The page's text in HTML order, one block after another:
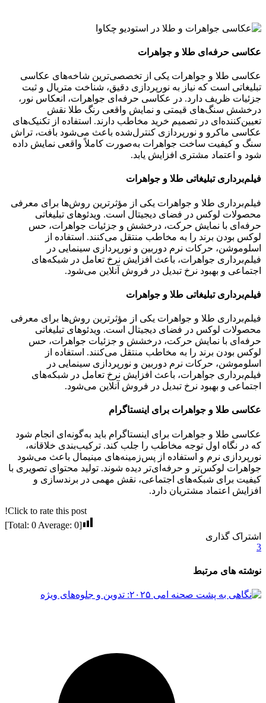
عکاسی حرفه‌ای طلا و جواهرات
عکاسی طلا و جواهرات یکی از تخصصی‌ترین شاخه‌های عکاسی
تبلیغاتی است که نیاز به نورپردازی دقیق، شناخت متریال و ثبت
جزئیات ظریف دارد. در عکاسی حرفه‌ای جواهرات، انعکاس نور،
درخشش سنگ‌های قیمتی و نمایش واقعی رنگ طلا نقش
تعیین‌کننده‌ای در تصمیم خرید مخاطب دارند. استفاده از تکنیک‌های
عکاسی ماکرو و نورپردازی کنترل‌شده باعث می‌شود بافت، تراش
سنگ و کیفیت ساخت جواهرات به‌صورت کاملاً واقعی نمایش داده
شود و اعتماد مشتری افزایش یابد.
فیلم‌برداری تبلیغاتی طلا و جواهرات
فیلم‌برداری طلا و جواهرات یکی از مؤثرترین روش‌ها برای معرفی
محصولات لوکس در فضای دیجیتال است. ویدئوهای تبلیغاتی
حرفه‌ای با نمایش حرکت، درخشش و جزئیات جواهرات، حس
لوکس بودن برند را به مخاطب منتقل می‌کنند. استفاده از
اسلوموشن، حرکات نرم دوربین و نورپردازی سینمایی در
فیلم‌برداری جواهرات، باعث افزایش نرخ تعامل در شبکه‌های
اجتماعی و بهبود نرخ تبدیل در فروش آنلاین می‌شود.
فیلم‌برداری تبلیغاتی طلا و جواهرات
فیلم‌برداری طلا و جواهرات یکی از مؤثرترین روش‌ها برای معرفی
محصولات لوکس در فضای دیجیتال است. ویدئوهای تبلیغاتی
حرفه‌ای با نمایش حرکت، درخشش و جزئیات جواهرات، حس
لوکس بودن برند را به مخاطب منتقل می‌کنند. استفاده از
اسلوموشن، حرکات نرم دوربین و نورپردازی سینمایی در
فیلم‌برداری جواهرات، باعث افزایش نرخ تعامل در شبکه‌های
اجتماعی و بهبود نرخ تبدیل در فروش آنلاین می‌شود.
عکاسی طلا و جواهرات برای اینستاگرام
عکاسی طلا و جواهرات برای اینستاگرام باید به‌گونه‌ای انجام شود
که در نگاه اول توجه مخاطب را جلب کند. ترکیب‌بندی خلاقانه،
نورپردازی نرم و استفاده از پس‌زمینه‌های مینیمال باعث می‌شود
جواهرات لوکس‌تر و حرفه‌ای‌تر دیده شوند. تولید محتوای تصویری با
کیفیت برای شبکه‌های اجتماعی، نقش مهمی در برندسازی و
افزایش اعتماد مشتریان دارد.
Click to rate this post!
[Total:
0 Average: 0
]
اشتراک گذاری
3
نوشته های مرتبط